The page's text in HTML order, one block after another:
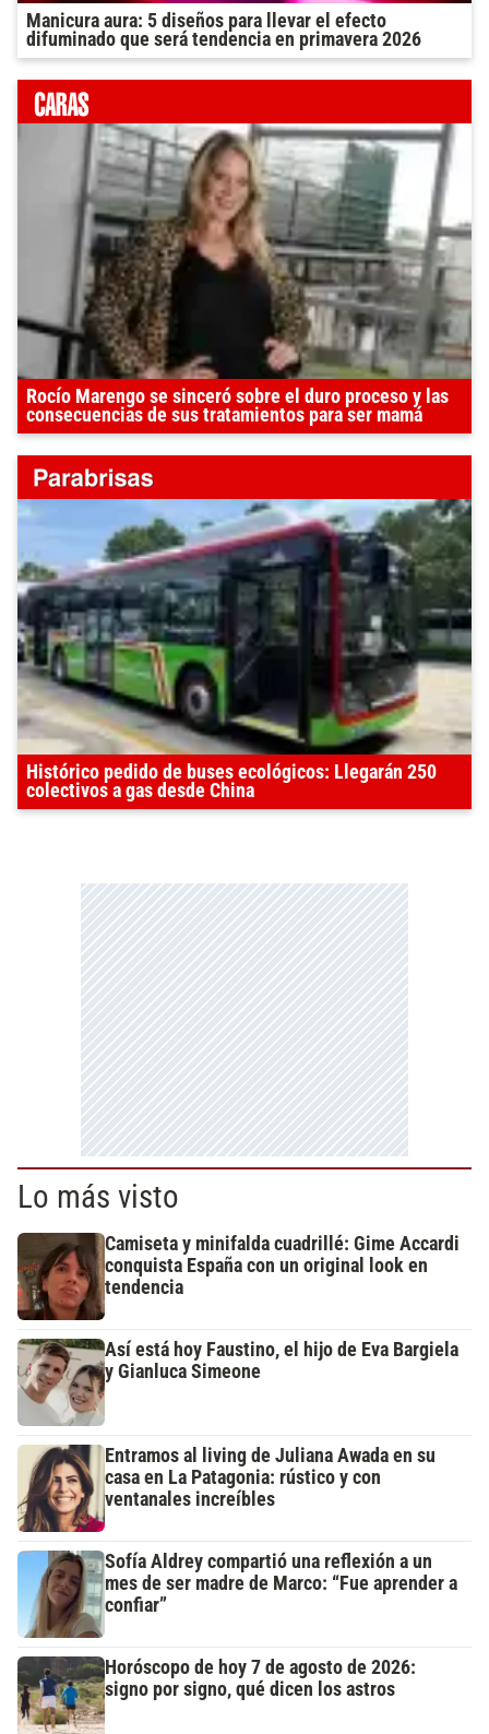
Manicura aura: 5 diseños para llevar el efecto
difuminado que será tendencia en primavera 2026
Rocío Marengo se sinceró sobre el duro proceso y las
consecuencias de sus tratamientos para ser mamá
Histórico pedido de buses ecológicos: Llegarán 250
colectivos a gas desde China
Lo más visto
Camiseta y minifalda cuadrillé: Gime Accardi
conquista España con un original look en
tendencia
Así está hoy Faustino, el hijo de Eva Bargiela
y Gianluca Simeone
Entramos al living de Juliana Awada en su
casa en La Patagonia: rústico y con
ventanales increíbles
Sofía Aldrey compartió una reflexión a un
mes de ser madre de Marco: “Fue aprender a
confiar”
Horóscopo de hoy 7 de agosto de 2026:
signo por signo, qué dicen los astros